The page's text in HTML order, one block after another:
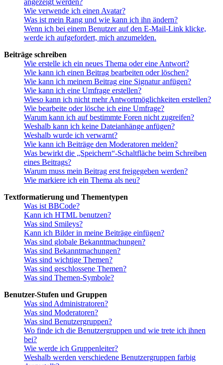
angezeigt werden?
Wie verwende ich einen Avatar?
Was ist mein Rang und wie kann ich ihn ändern?
Wenn ich bei einem Benutzer auf den E-Mail-Link klicke,
werde ich aufgefordert, mich anzumelden.
Beiträge schreiben
Wie erstelle ich ein neues Thema oder eine Antwort?
Wie kann ich einen Beitrag bearbeiten oder löschen?
Wie kann ich meinem Beitrag eine Signatur anfügen?
Wie kann ich eine Umfrage erstellen?
Wieso kann ich nicht mehr Antwortmöglichkeiten erstellen?
Wie bearbeite oder lösche ich eine Umfrage?
Warum kann ich auf bestimmte Foren nicht zugreifen?
Weshalb kann ich keine Dateianhänge anfügen?
Weshalb wurde ich verwarnt?
Wie kann ich Beiträge den Moderatoren melden?
Was bewirkt die „Speichern“-Schaltfläche beim Schreiben
eines Beitrags?
Warum muss mein Beitrag erst freigegeben werden?
Wie markiere ich ein Thema als neu?
Textformatierung und Thementypen
Was ist BBCode?
Kann ich HTML benutzen?
Was sind Smileys?
Kann ich Bilder in meine Beiträge einfügen?
Was sind globale Bekanntmachungen?
Was sind Bekanntmachungen?
Was sind wichtige Themen?
Was sind geschlossene Themen?
Was sind Themen-Symbole?
Benutzer-Stufen und Gruppen
Was sind Administratoren?
Was sind Moderatoren?
Was sind Benutzergruppen?
Wo finde ich die Benutzergruppen und wie trete ich ihnen
bei?
Wie werde ich Gruppenleiter?
Weshalb werden verschiedene Benutzergruppen farbig